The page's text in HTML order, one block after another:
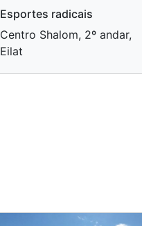
Esportes radicais
Centro Shalom, 2º andar,
Eilat